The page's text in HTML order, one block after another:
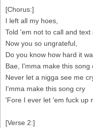
[Chorus:]
I left all my hoes,
Told 'em not to call and text
Now you so ungrateful,
Do you know how hard it
Bae, I'mma make this song
Never let a nigga see me
I'mma make this song cry
'Fore I ever let 'em fuck up
[Verse 2:]